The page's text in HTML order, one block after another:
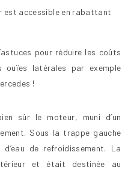
est accessible en rabattant
pour réduire les coûts
ouïes latérales par exemple
!
sûr le moteur, muni d’un
Sous la trappe gauche
de refroidissement. La
et était destinée au